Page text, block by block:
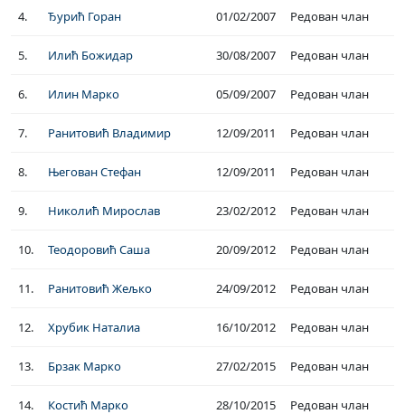
4. Ђурић Горан 01/02/2007 Редован члан
5. Илић Божидар 30/08/2007 Редован члан
6. Илин Марко 05/09/2007 Редован члан
7. Ранитовић Владимир 12/09/2011 Редован члан
8. Његован Стефан 12/09/2011 Редован члан
9. Николић Мирослав 23/02/2012 Редован члан
10. Теодоровић Саша 20/09/2012 Редован члан
11. Ранитовић Жељко 24/09/2012 Редован члан
12. Хрубик Наталиа 16/10/2012 Редован члан
13. Брзак Марко 27/02/2015 Редован члан
14. Костић Марко 28/10/2015 Редован члан